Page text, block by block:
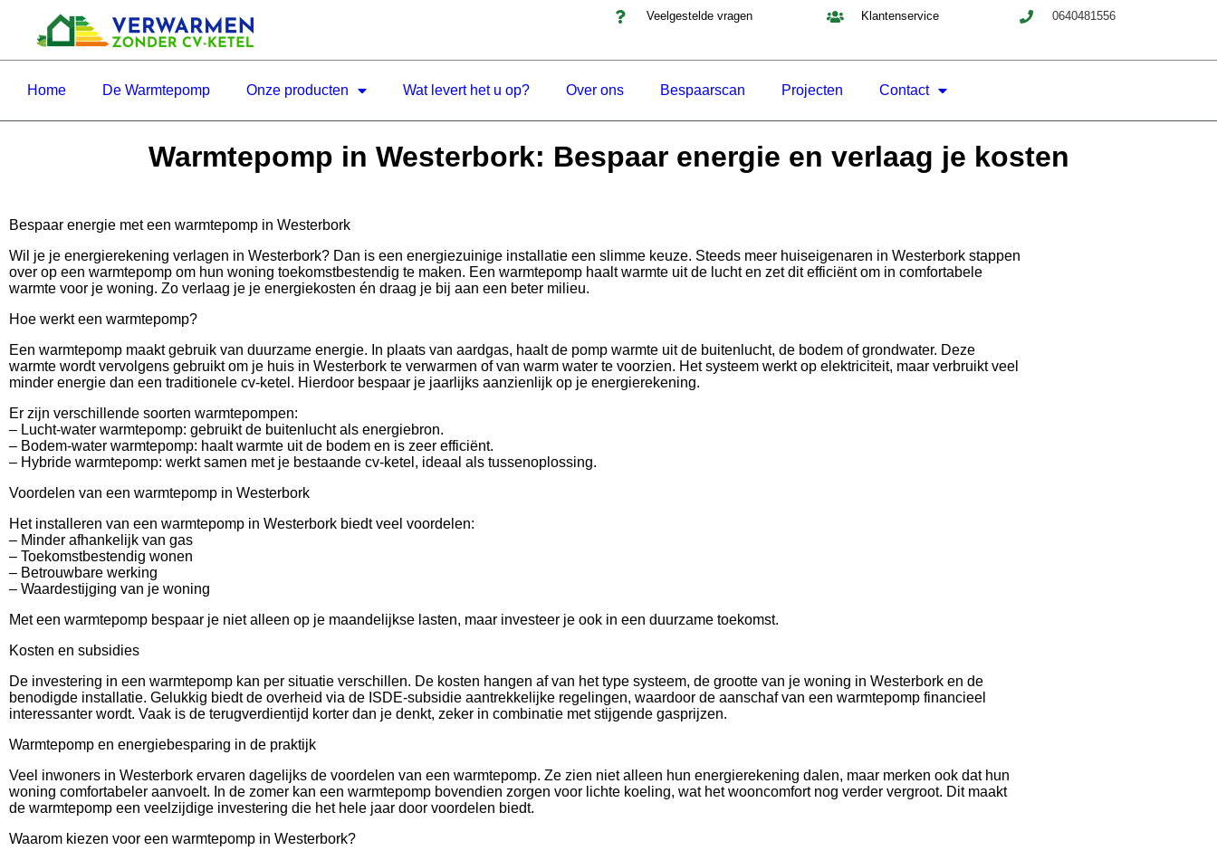
Veelgestelde vragen Klantenservice 0640481556
Home De Warmtepomp Onze producten Wat levert het u op? Over ons Bespaarscan Projecten Contact
Warmtepomp in Westerbork: Bespaar energie en verlaag je kosten
Bespaar energie met een warmtepomp in Westerbork
Wil je je energierekening verlagen in Westerbork? Dan is een energiezuinige installatie een slimme keuze. Steeds meer huiseigenaren in Westerbork stappen
over op een warmtepomp om hun woning toekomstbestendig te maken. Een warmtepomp haalt warmte uit de lucht en zet dit efficiënt om in comfortabele
warmte voor je woning. Zo verlaag je je energiekosten én draag je bij aan een beter milieu.
Hoe werkt een warmtepomp?
Een warmtepomp maakt gebruik van duurzame energie. In plaats van aardgas, haalt de pomp warmte uit de buitenlucht, de bodem of grondwater. Deze
warmte wordt vervolgens gebruikt om je huis in Westerbork te verwarmen of van warm water te voorzien. Het systeem werkt op elektriciteit, maar verbruikt veel
minder energie dan een traditionele cv-ketel. Hierdoor bespaar je jaarlijks aanzienlijk op je energierekening.
Er zijn verschillende soorten warmtepompen:
– Lucht-water warmtepomp: gebruikt de buitenlucht als energiebron.
– Bodem-water warmtepomp: haalt warmte uit de bodem en is zeer efficiënt.
– Hybride warmtepomp: werkt samen met je bestaande cv-ketel, ideaal als tussenoplossing.
Voordelen van een warmtepomp in Westerbork
Het installeren van een warmtepomp in Westerbork biedt veel voordelen:
– Minder afhankelijk van gas
– Toekomstbestendig wonen
– Betrouwbare werking
– Waardestijging van je woning
Met een warmtepomp bespaar je niet alleen op je maandelijkse lasten, maar investeer je ook in een duurzame toekomst.
Kosten en subsidies
De investering in een warmtepomp kan per situatie verschillen. De kosten hangen af van het type systeem, de grootte van je woning in Westerbork en de
benodigde installatie. Gelukkig biedt de overheid via de ISDE-subsidie aantrekkelijke regelingen, waardoor de aanschaf van een warmtepomp financieel
interessanter wordt. Vaak is de terugverdientijd korter dan je denkt, zeker in combinatie met stijgende gasprijzen.
Warmtepomp en energiebesparing in de praktijk
Veel inwoners in Westerbork ervaren dagelijks de voordelen van een warmtepomp. Ze zien niet alleen hun energierekening dalen, maar merken ook dat hun
woning comfortabeler aanvoelt. In de zomer kan een warmtepomp bovendien zorgen voor lichte koeling, wat het wooncomfort nog verder vergroot. Dit maakt
de warmtepomp een veelzijdige investering die het hele jaar door voordelen biedt.
Waarom kiezen voor een warmtepomp in Westerbork?